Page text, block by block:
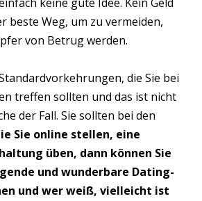
beste Weg, um zu vermeiden,
von Betrug werden.
die Sie bei
treffen sollten und das ist nicht
der Fall. Sie sollten bei den
Sie online stellen, eine
üben, dann können Sie
und wunderbare Dating-
und wer weiß, vielleicht ist